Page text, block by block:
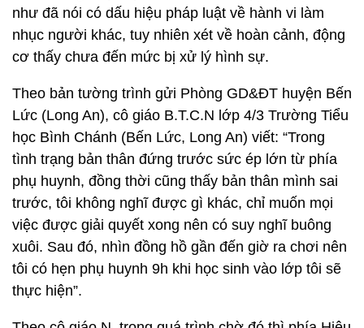
như đã nói có dấu hiệu pháp luật về hành vi làm
nhục người khác, tuy nhiên xét về hoàn cảnh, động
cơ thấy chưa đến mức bị xử lý hình sự.
Theo bản tường trình gửi Phòng GD&ĐT huyện Bến
Lức (Long An), cô giáo B.T.C.N lớp 4/3 Trường Tiểu
học Bình Chánh (Bến Lức, Long An) viết: “Trong
tình trạng bản thân đứng trước sức ép lớn từ phía
phụ huynh, đồng thời cũng thấy bản thân mình sai
trước, tôi không nghĩ được gì khác, chỉ muốn mọi
việc được giải quyết xong nên có suy nghĩ buông
xuôi. Sau đó, nhìn đồng hồ gần đến giờ ra chơi nên
tôi có hẹn phụ huynh 9h khi học sinh vào lớp tôi sẽ
thực hiện”.